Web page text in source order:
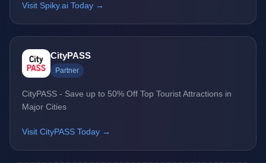
Visit Spiky.ai Today →
CityPASS
Partner
CityPASS - Save up to 50% Off Top Tourist Attractions in
Major Cities
Visit CityPASS Today →